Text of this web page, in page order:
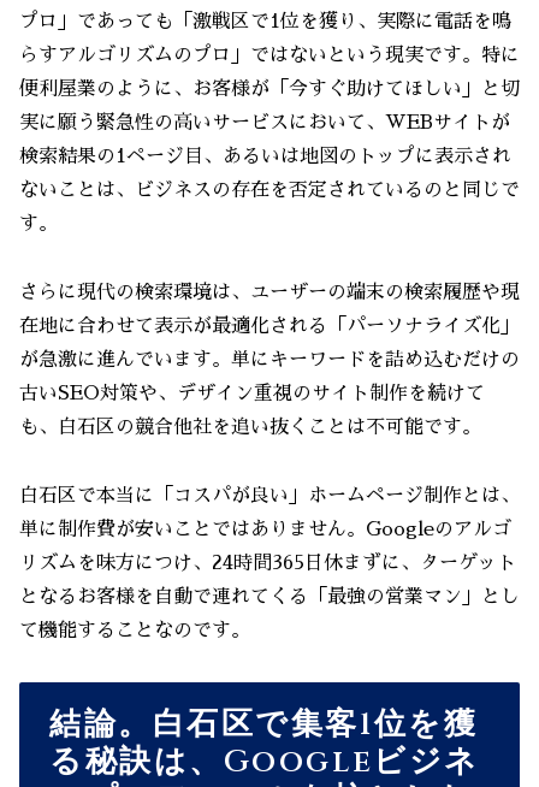
プロ」であっても「激戦区で1位を獲り、実際に電話を鳴
らすアルゴリズムのプロ」ではないという現実です。特に
便利屋業のように、お客様が「今すぐ助けてほしい」と切
実に願う緊急性の高いサービスにおいて、WEBサイトが
検索結果の1ページ目、あるいは地図のトップに表示され
ないことは、ビジネスの存在を否定されているのと同じで
す。
さらに現代の検索環境は、ユーザーの端末の検索履歴や現
在地に合わせて表示が最適化される「パーソナライズ化」
が急激に進んでいます。単にキーワードを詰め込むだけの
古いSEO対策や、デザイン重視のサイト制作を続けて
も、白石区の競合他社を追い抜くことは不可能です。
白石区で本当に「コスパが良い」ホームページ制作とは、
単に制作費が安いことではありません。Googleのアルゴ
リズムを味方につけ、24時間365日休まずに、ターゲット
となるお客様を自動で連れてくる「最強の営業マン」とし
て機能することなのです。
結論。白石区で集客1位を獲
る秘訣は、Googleビジネ